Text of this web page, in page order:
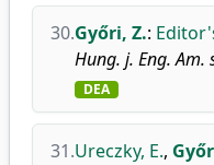
30.Győri, Z.:
Hung. j. Eng. Am.
DEA
31.Ureczky, E.,